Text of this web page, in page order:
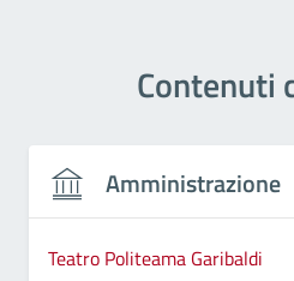
Contenuti
Amministrazione
Teatro Politeama Garibaldi